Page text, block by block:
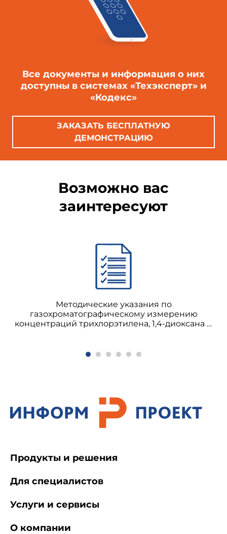
Все документы и информация о них
доступны в системах «Техэксперт» и
«Кодекс»
ЗАКАЗАТЬ БЕСПЛАТНУЮ
ДЕМОНСТРАЦИЮ
Возможно вас
заинтересуют
Методические указания по
газохроматографическому измерению
концентраций трихлорэтилена, 1,4-диоксана и
Продукты и решения
Для специалистов
Услуги и сервисы
О компании